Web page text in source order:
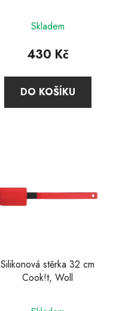
Skladem
430 Kč
DO KOŠÍKU
Silikonová stěrka 32 cm
Cook!t, Woll